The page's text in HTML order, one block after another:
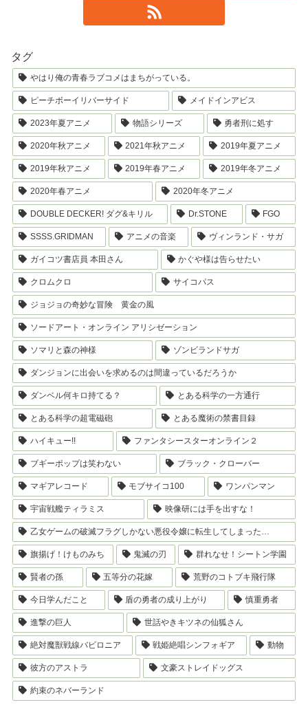
タグ
やはり俺の青春ラブコメはまちがっている。
ピーチボーイリバーサイド メイドインアビス
2023年夏アニメ 物語シリーズ 勇者刑に処す
2020年秋アニメ 2021年秋アニメ 2019年夏アニメ
2019年秋アニメ 2019年春アニメ 2019年冬アニメ
2020年春アニメ 2020年冬アニメ
DOUBLE DECKER! ダグ&キリル Dr.STONE FGO
SSSS.GRIDMAN アニメの音楽 ヴィンランド・サガ
ガイコツ書店員 本田さん かぐや様は告らせたい
クロムクロ サイコパス
ジョジョの奇妙な冒険 黄金の風
ソードアート・オンライン アリシゼーション
ソマリと森の神様 ゾンビランドサガ
ダンジョンに出会いを求めるのは間違っているだろうか
ダンベル何キロ持てる？ とある科学の一方通行
とある科学の超電磁砲 とある魔術の禁書目録
ハイキュー!! ファンタシースターオンライン２
ブギーポップは笑わない ブラック・クローバー
マギアレコード モブサイコ100 ワンパンマン
宇宙戦艦ティラミス 映像研には手を出すな！
乙女ゲームの破滅フラグしかない悪役令嬢に転生してしまった…
旗揚げ！けものみち 鬼滅の刃 群れなせ！シートン学園
賢者の孫 五等分の花嫁 荒野のコトブキ飛行隊
今日学んだこと 盾の勇者の成り上がり 慎重勇者
進撃の巨人 世話やきキツネの仙狐さん
絶対魔獣戦線バビロニア 戦姫絶唱シンフォギア 動物
彼方のアストラ 文豪ストレイドッグス
約束のネバーランド